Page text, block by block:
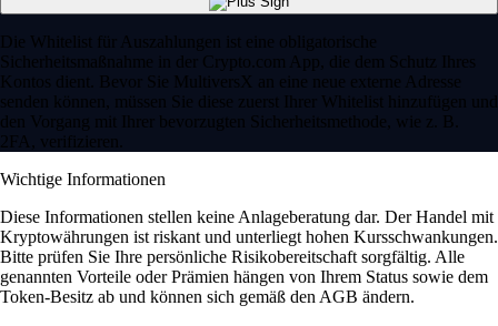
Die Whitelist für Auszahlungen ist eine obligatorische
Sicherheitsmaßnahme in der Crypto.com App, die dem Schutz Ihres
Kontos dient. Bevor Sie MultiversX an eine neue externe Adresse
senden können, müssen Sie diese zuerst Ihrer Whitelist hinzufügen und
den Vorgang mit Ihrer bevorzugten Sicherheitsmethode, wie z. B.
2FA, verifizieren.
Wichtige Informationen
Diese Informationen stellen keine Anlageberatung dar. Der Handel mit
Kryptowährungen ist riskant und unterliegt hohen Kursschwankungen.
Bitte prüfen Sie Ihre persönliche Risikobereitschaft sorgfältig. Alle
genannten Vorteile oder Prämien hängen von Ihrem Status sowie dem
Token-Besitz ab und können sich gemäß den AGB ändern.